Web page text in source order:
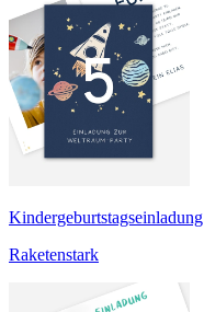
Kindergeburtstagseinladung
Raketenstark